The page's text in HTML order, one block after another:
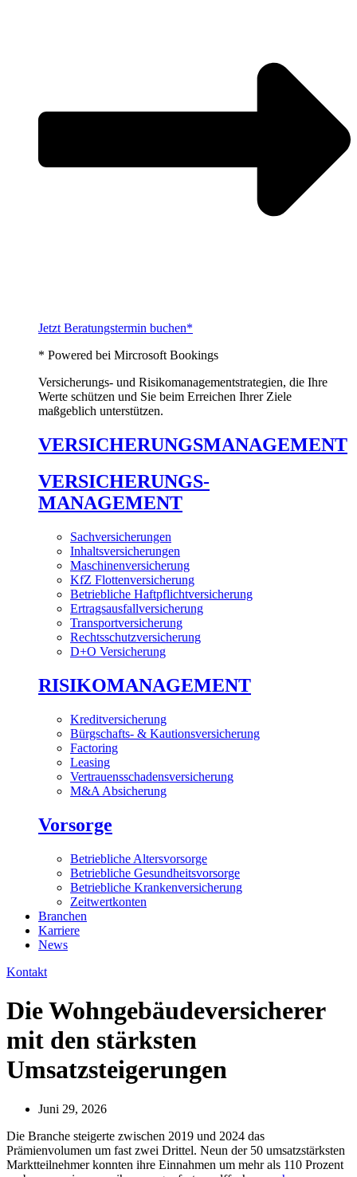
Jetzt Beratungstermin buchen*
* Powered bei Mircrosoft Bookings
Versicherungs- und Risikomanagementstrategien, die Ihre
Werte schützen und Sie beim Erreichen Ihrer Ziele
maßgeblich unterstützen.
VERSICHERUNGSMANAGEMENT
VERSICHERUNGS-
MANAGEMENT
Sachversicherungen
Inhaltsversicherungen
Maschinenversicherung
KfZ Flottenversicherung
Betriebliche Haftpflichtversicherung
Ertragsausfallversicherung
Transportversicherung
Rechtsschutzversicherung
D+O Versicherung
RISIKOMANAGEMENT
Kreditversicherung
Bürgschafts- & Kautionsversicherung
Factoring
Leasing
Vertrauensschadensversicherung
M&A Absicherung
Vorsorge
Betriebliche Altersvorsorge
Betriebliche Gesundheitsvorsorge
Betriebliche Krankenversicherung
Zeitwertkonten
Branchen
Karriere
News
Kontakt
Die Wohngebäudeversicherer
mit den stärksten
Umsatzsteigerungen
Juni 29, 2026
Die Branche steigerte zwischen 2019 und 2024 das
Prämienvolumen um fast zwei Drittel. Neun der 50 umsatzstärksten
Marktteilnehmer konnten ihre Einnahmen um mehr als 110 Prozent